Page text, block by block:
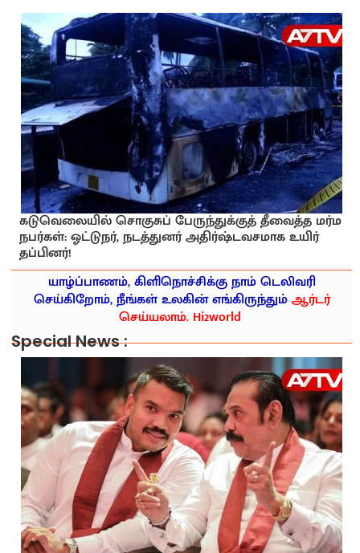
கடுவெலையில் சொகுசுப் பேருந்துக்குத் தீவைத்த மர்ம
நபர்கள்: ஓட்டுநர், நடத்துனர் அதிர்ஷ்டவசமாக உயிர்
தப்பினர்!
யாழ்ப்பாணம், கிளிநொச்சிக்கு நாம் டெலிவரி
செய்கிறோம், நீங்கள் உலகின் எங்கிருந்தும்ஆர்டர்
செய்யலாம். Hi2world
Special News :